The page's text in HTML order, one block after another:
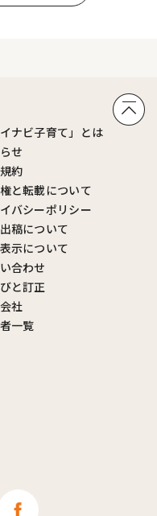
イナビ子育て」とは
せ
約
と転載について
バシーポリシー
稿について
示について
合わせ
と訂正
社
一覧